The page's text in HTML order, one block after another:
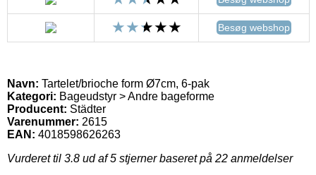
Besøg webshop
Navn: Tartelet/brioche form Ø7cm, 6-pak
Kategori: Bageudstyr > Andre bageforme
Producent: Städter
Varenummer: 2615
EAN: 4018598626263
Vurderet til 3.8 ud af 5 stjerner baseret på 22 anmeldelser